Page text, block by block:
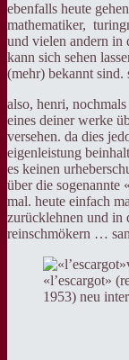
ebenfalls heute
mathematiker,
und vielen andern in
kann sich sehen
(mehr) bekannt sind.
also, henri,
eines deiner werke
versehen. da dies
eigenleistung
es keinen
über die sogenannte
mal. heute einfach
zurücklehnen und in
reinschmökern …
«l’escargot»
1953) neu